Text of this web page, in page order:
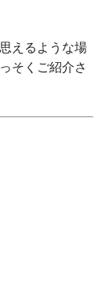
えるような場
そくご紹介さ